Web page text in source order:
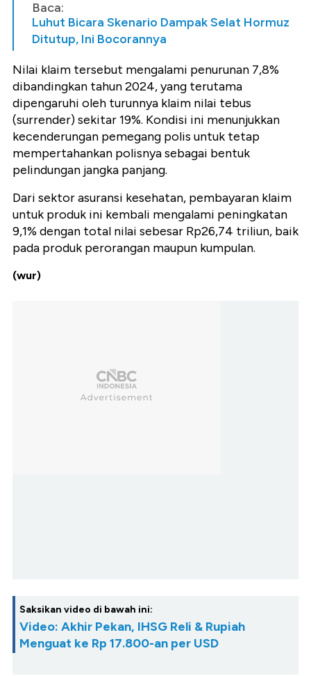
Baca:
Luhut Bicara Skenario Dampak Selat Hormuz
Ditutup, Ini Bocorannya
Nilai klaim tersebut mengalami penurunan 7,8%
dibandingkan tahun 2024, yang terutama
dipengaruhi oleh turunnya klaim nilai tebus
(surrender) sekitar 19%. Kondisi ini menunjukkan
kecenderungan pemegang polis untuk tetap
mempertahankan polisnya sebagai bentuk
pelindungan jangka panjang.
Dari sektor asuransi kesehatan, pembayaran klaim
untuk produk ini kembali mengalami peningkatan
9,1% dengan total nilai sebesar Rp26,74 triliun, baik
pada produk perorangan maupun kumpulan.
(wur)
Saksikan video di bawah ini:
Video: Akhir Pekan, IHSG Reli & Rupiah
Menguat ke Rp 17.800-an per USD